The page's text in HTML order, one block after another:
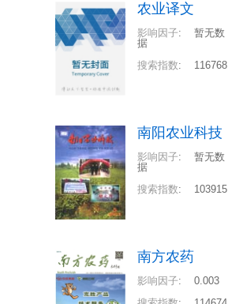
农业译文
影响因子:
暂无数
据
搜索指数: 116768
南阳农业科技
影响因子:
暂无数
据
搜索指数: 103915
南方农药
影响因子: 0.003